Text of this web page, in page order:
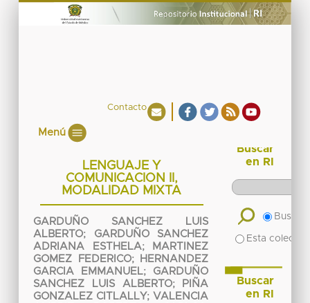
Contacto
Menú
LENGUAJE Y
COMUNICACION II,
MODALIDAD MIXTA
GARDUÑO SANCHEZ LUIS
ALBERTO; GARDUÑO SANCHEZ
ADRIANA ESTHELA;
MARTINEZ
GOMEZ FEDERICO;
HERNANDEZ
GARCIA EMMANUEL; GARDUÑO
SANCHEZ LUIS ALBERTO;
PIÑA
GONZALEZ CITLALLY; VALENCIA
Buscar
en RI
Buscar
Esta
Buscar
en RI